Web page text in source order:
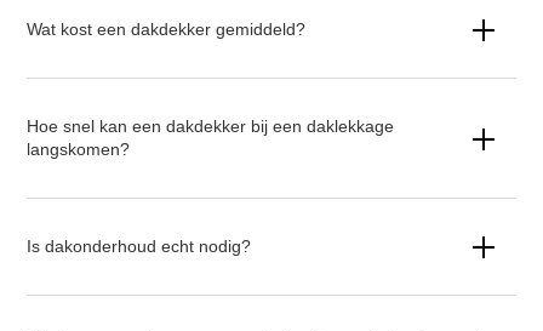
Wat kost een dakdekker gemiddeld?
Hoe snel kan een dakdekker bij een daklekkage
langskomen?
Is dakonderhoud echt nodig?